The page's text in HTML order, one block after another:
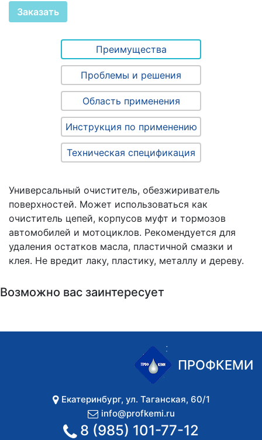
Заказать
Преимущества
Проблемы и решения
Область применения
Инструкция по применению
Техническая спецификация
Универсальный очиститель, обезжириватель
поверхностей. Может использоваться как
очиститель цепей, корпусов муфт и тормозов
автомобилей и мотоциклов. Рекомендуется для
удаления остатков масла, пластичной смазки и
клея. Не вредит лаку, пластику, металлу и дереву.
Возможно вас заинтересует
ПРОФКЕМИ
Екатеринбург, ул. Таганская, 60/1
info@profkemi.ru
8 (985) 101-77-12